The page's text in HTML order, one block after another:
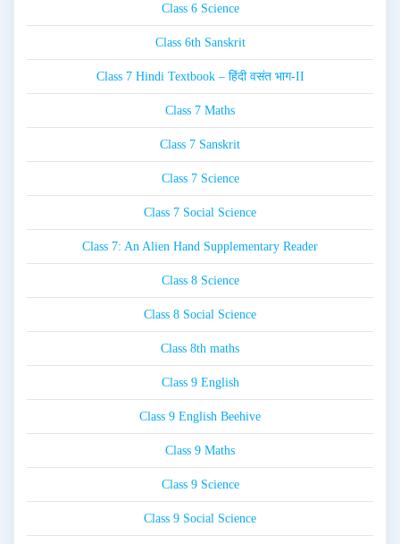
Class 6 Science
Class 6th Sanskrit
Class 7 Hindi Textbook – हिंदी वसंत भाग-II
Class 7 Maths
Class 7 Sanskrit
Class 7 Science
Class 7 Social Science
Class 7: An Alien Hand Supplementary Reader
Class 8 Science
Class 8 Social Science
Class 8th maths
Class 9 English
Class 9 English Beehive
Class 9 Maths
Class 9 Science
Class 9 Social Science